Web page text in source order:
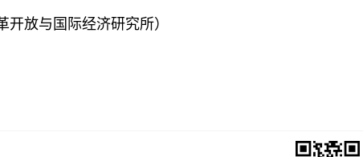
放与国际经济研究所）